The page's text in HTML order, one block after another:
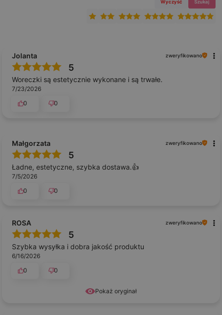
Wyczyść Szukaj
Jolanta zweryfikowano
5
Woreczki są estetycznie wykonane i są trwałe.
7/23/2026
0
0
Małgorzata zweryfikowano
5
Ładne, estetyczne, szybka dostawa.👍️
7/5/2026
0
0
Pokaż oryginał
ROSA zweryfikowano
5
Szybka wysyłka i dobra jakość produktu
6/16/2026
0
0